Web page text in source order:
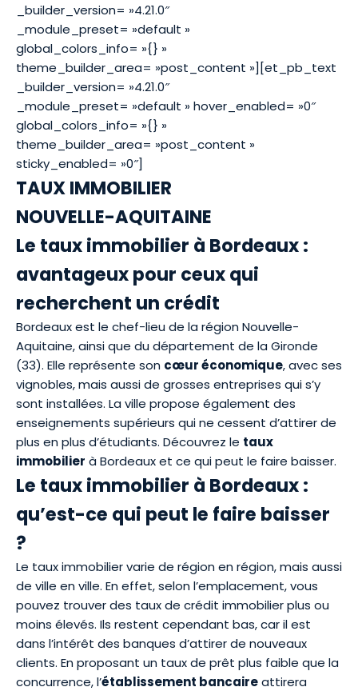
_builder_version= »4.21.0″
_module_preset= »default »
global_colors_info= »{} »
theme_builder_area= »post_content »][et_pb_text
_builder_version= »4.21.0″
_module_preset= »default » hover_enabled= »0″
global_colors_info= »{} »
theme_builder_area= »post_content »
sticky_enabled= »0″]
TAUX IMMOBILIER
NOUVELLE-AQUITAINE
Le taux immobilier à Bordeaux :
avantageux pour ceux qui
recherchent un crédit
Bordeaux est le chef-lieu de la région Nouvelle-
Aquitaine, ainsi que du département de la Gironde
(33). Elle représente son cœur économique, avec ses
vignobles, mais aussi de grosses entreprises qui s’y
sont installées. La ville propose également des
enseignements supérieurs qui ne cessent d’attirer de
plus en plus d’étudiants. Découvrez le taux
immobilier à Bordeaux et ce qui peut le faire baisser.
Le taux immobilier à Bordeaux :
qu’est-ce qui peut le faire baisser
?
Le taux immobilier varie de région en région, mais aussi
de ville en ville. En effet, selon l’emplacement, vous
pouvez trouver des taux de crédit immobilier plus ou
moins élevés. Ils restent cependant bas, car il est
dans l’intérêt des banques d’attirer de nouveaux
clients. En proposant un taux de prêt plus faible que la
concurrence, l’établissement bancaireattirera